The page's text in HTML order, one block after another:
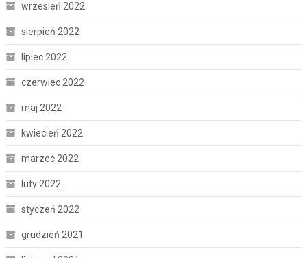
wrzesień 2022
sierpień 2022
lipiec 2022
czerwiec 2022
maj 2022
kwiecień 2022
marzec 2022
luty 2022
styczeń 2022
grudzień 2021